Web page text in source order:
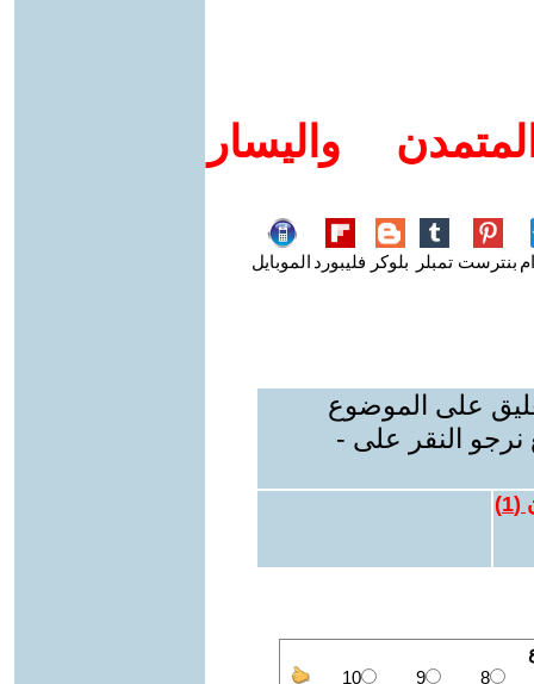
واليسار
بنترست تمبلر بلوكر فليبورد الموبايل
على الموضوع
نرجو النقر على -
(
1
)